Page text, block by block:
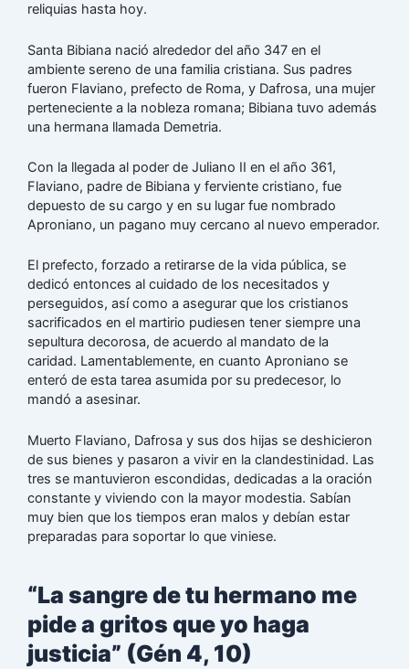
reliquias hasta hoy.
Santa Bibiana nació alrededor del año 347 en el
ambiente sereno de una familia cristiana. Sus padres
fueron Flaviano, prefecto de Roma, y Dafrosa, una mujer
perteneciente a la nobleza romana; Bibiana tuvo además
una hermana llamada Demetria.
Con la llegada al poder de Juliano II en el año 361,
Flaviano, padre de Bibiana y ferviente cristiano, fue
depuesto de su cargo y en su lugar fue nombrado
Aproniano, un pagano muy cercano al nuevo emperador.
El prefecto, forzado a retirarse de la vida pública, se
dedicó entonces al cuidado de los necesitados y
perseguidos, así como a asegurar que los cristianos
sacrificados en el martirio pudiesen tener siempre una
sepultura decorosa, de acuerdo al mandato de la
caridad. Lamentablemente, en cuanto Aproniano se
enteró de esta tarea asumida por su predecesor, lo
mandó a asesinar.
Muerto Flaviano, Dafrosa y sus dos hijas se deshicieron
de sus bienes y pasaron a vivir en la clandestinidad. Las
tres se mantuvieron escondidas, dedicadas a la oración
constante y viviendo con la mayor modestia. Sabían
muy bien que los tiempos eran malos y debían estar
preparadas para soportar lo que viniese.
“La sangre de tu hermano me
pide a gritos que yo haga
justicia” (Gén 4, 10)